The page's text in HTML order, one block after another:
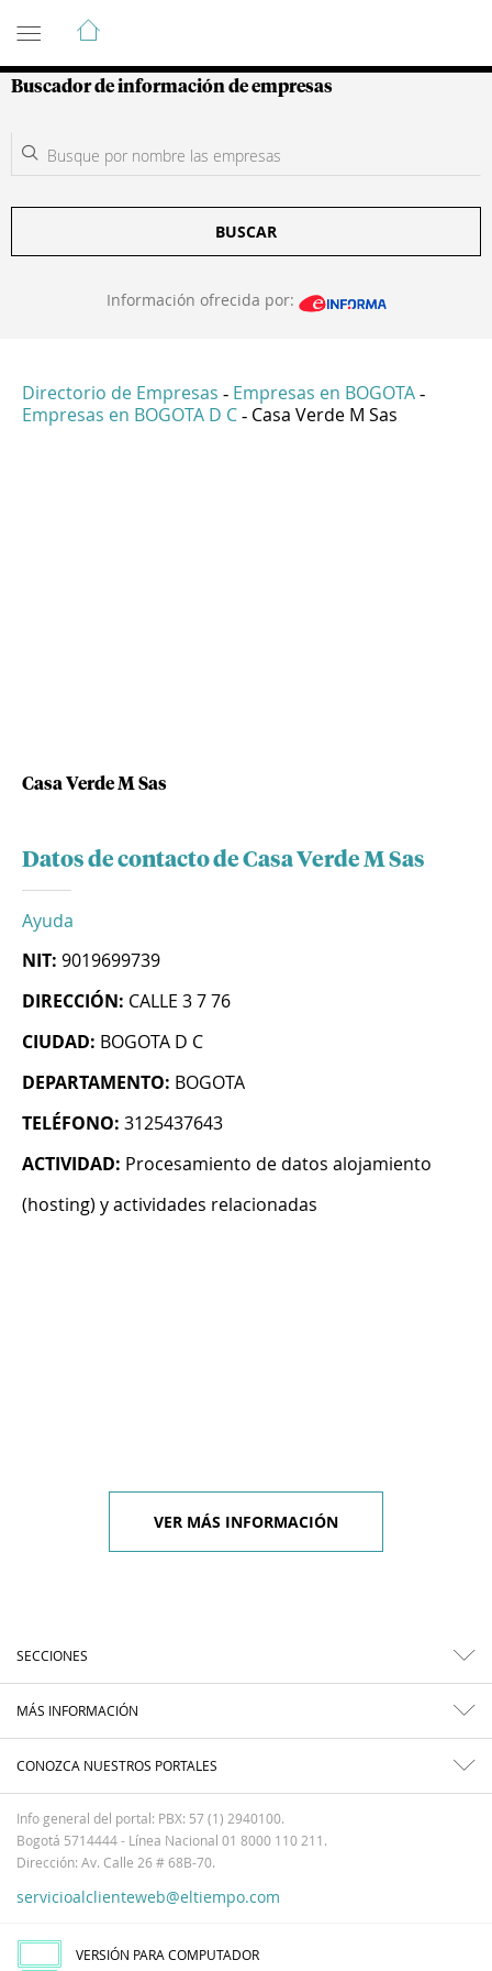
Guía de Empresas Colombianas
Buscador de información de empresas
BUSCAR
Información ofrecida por:
Directorio de Empresas - Empresas en BOGOTA -
Empresas en BOGOTA D C - Casa Verde M Sas
Casa Verde M Sas
Datos de contacto de Casa Verde M Sas
Ayuda
NIT: 9019699739
DIRECCIÓN: CALLE 3 7 76
CIUDAD: BOGOTA D C
DEPARTAMENTO: BOGOTA
TELÉFONO: 3125437643
ACTIVIDAD: Procesamiento de datos alojamiento
(hosting) y actividades relacionadas
VER MÁS INFORMACIÓN
SECCIONES
MÁS INFORMACIÓN
CONOZCA NUESTROS PORTALES
Info general del portal: PBX: 57 (1) 2940100.
Bogotá 5714444 - Línea Nacional 01 8000 110 211.
Dirección: Av. Calle 26 # 68B-70.
servicioalclienteweb@eltiempo.com
VERSIÓN PARA COMPUTADOR